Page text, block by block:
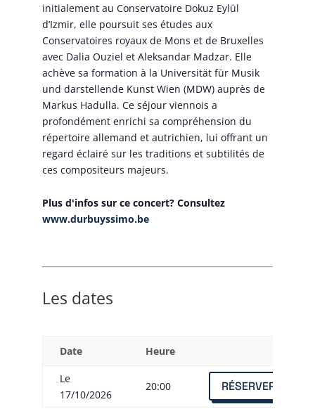
initialement au Conservatoire Dokuz Eylül
d’Izmir, elle poursuit ses études aux
Conservatoires royaux de Mons et de Bruxelles
avec Dalia Ouziel et Aleksandar Madzar. Elle
achève sa formation à la Universität für Musik
und darstellende Kunst Wien (MDW) auprès de
Markus Hadulla. Ce séjour viennois a
profondément enrichi sa compréhension du
répertoire allemand et autrichien, lui offrant un
regard éclairé sur les traditions et subtilités de
ces compositeurs majeurs.
Plus d'infos sur ce concert? Consultez
www.durbuyssimo.be
Les dates
Date Heure
Le
17/10/2026
20:00 RÉSERVER